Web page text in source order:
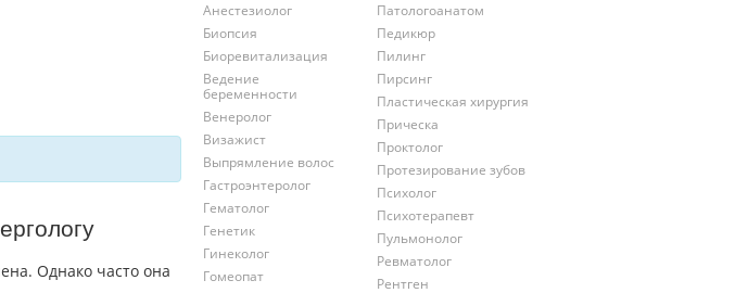
Однако часто она
Анестезиолог
Биопсия
Биоревитализация
Ведение
беременности
Венеролог
Визажист
Выпрямление волос
Гастроэнтеролог
Гематолог
Генетик
Гинеколог
Гомеопат
Патологоанатом
Педикюр
Пилинг
Пирсинг
Пластическая хирургия
Прическа
Проктолог
Протезирование зубов
Психолог
Психотерапевт
Пульмонолог
Ревматолог
Рентген